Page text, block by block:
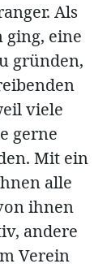
Als
ging, eine
gründen,
viele
gerne
Mit ein
alle
ihnen
andere
Verein